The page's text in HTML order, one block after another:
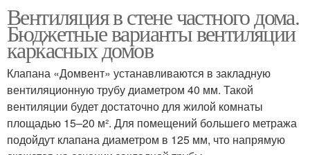
Вентиляция в стене частного дома.
Бюджетные варианты вентиляции
каркасных домов
Клапана «Домвент» устанавливаются в закладную
вентиляционную трубу диаметром 40 мм. Такой
вентиляции будет достаточно для жилой комнаты
площадью 15–20 м². Для помещений большего метража
подойдут клапана диаметром в 125 мм, что напрямую